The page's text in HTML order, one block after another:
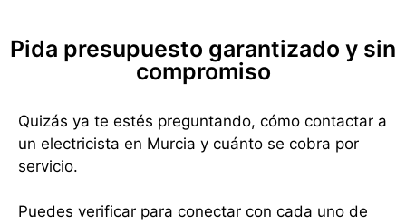
Pida presupuesto garantizado y sin
compromiso
Quizás ya te estés preguntando, cómo contactar a
un electricista en Murcia y cuánto se cobra por
servicio.
Puedes verificar para conectar con cada uno de